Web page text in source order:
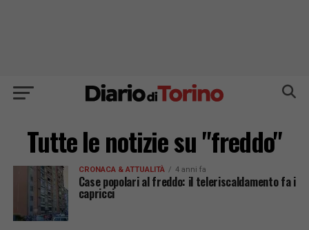
Tutte le notizie su "freddo"
CRONACA & ATTUALITÀ 4 anni fa
Case popolari al freddo: il teleriscaldamento fa i
capricci